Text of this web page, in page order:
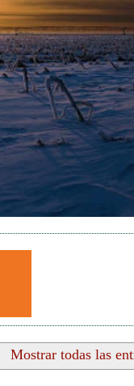
Mostrar todas las